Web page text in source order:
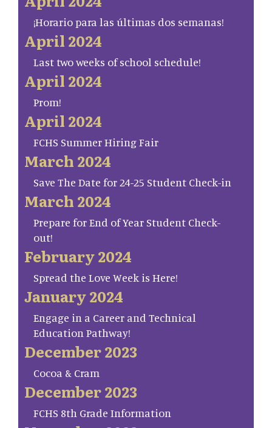
¡Horario para las últimas dos semanas!
April 2024
Last two weeks of school schedule!
April 2024
Prom!
April 2024
FCHS Summer Hiring Fair
March 2024
Save The Date for 24-25 Student Check-in
March 2024
Prepare for End of Year Student Check-
out!
February 2024
Spread the Love Week is Here!
January 2024
Engage in a Career and Technical
Education Pathway!
December 2023
Cocoa & Cram
December 2023
FCHS 8th Grade Information